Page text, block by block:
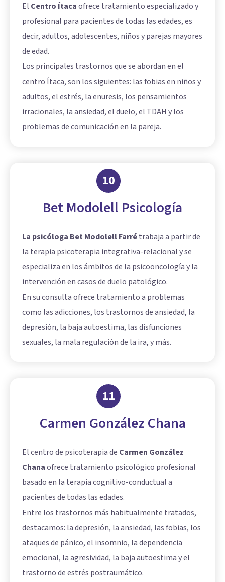
El Centro Ítacaofrece tratamiento especializado y
profesional para pacientes de todas las edades, es
decir, adultos, adolescentes, niños y parejas mayores
de edad.
Los principales trastornos que se abordan en el
centro Ítaca, son los siguientes: las fobias en niños y
adultos, el estrés, la enuresis, los pensamientos
irracionales, la ansiedad, el duelo, el TDAH y los
problemas de comunicación en la pareja.
10
Bet Modolell Psicología
La psicóloga Bet Modolell Farrétrabaja a partir de
la terapia psicoterapia integrativa-relacional y se
especializa en los ámbitos de la psicooncología y la
intervención en casos de duelo patológico.
En su consulta ofrece tratamiento a problemas
como las adicciones, los trastornos de ansiedad, la
depresión, la baja autoestima, las disfunciones
sexuales, la mala regulación de la ira, y más.
11
Carmen González Chana
El centro de psicoterapia de Carmen González
Chanaofrece tratamiento psicológico profesional
basado en la terapia cognitivo-conductual a
pacientes de todas las edades.
Entre los trastornos más habitualmente tratados,
destacamos: la depresión, la ansiedad, las fobias, los
ataques de pánico, el insomnio, la dependencia
emocional, la agresividad, la baja autoestima y el
trastorno de estrés postraumático.